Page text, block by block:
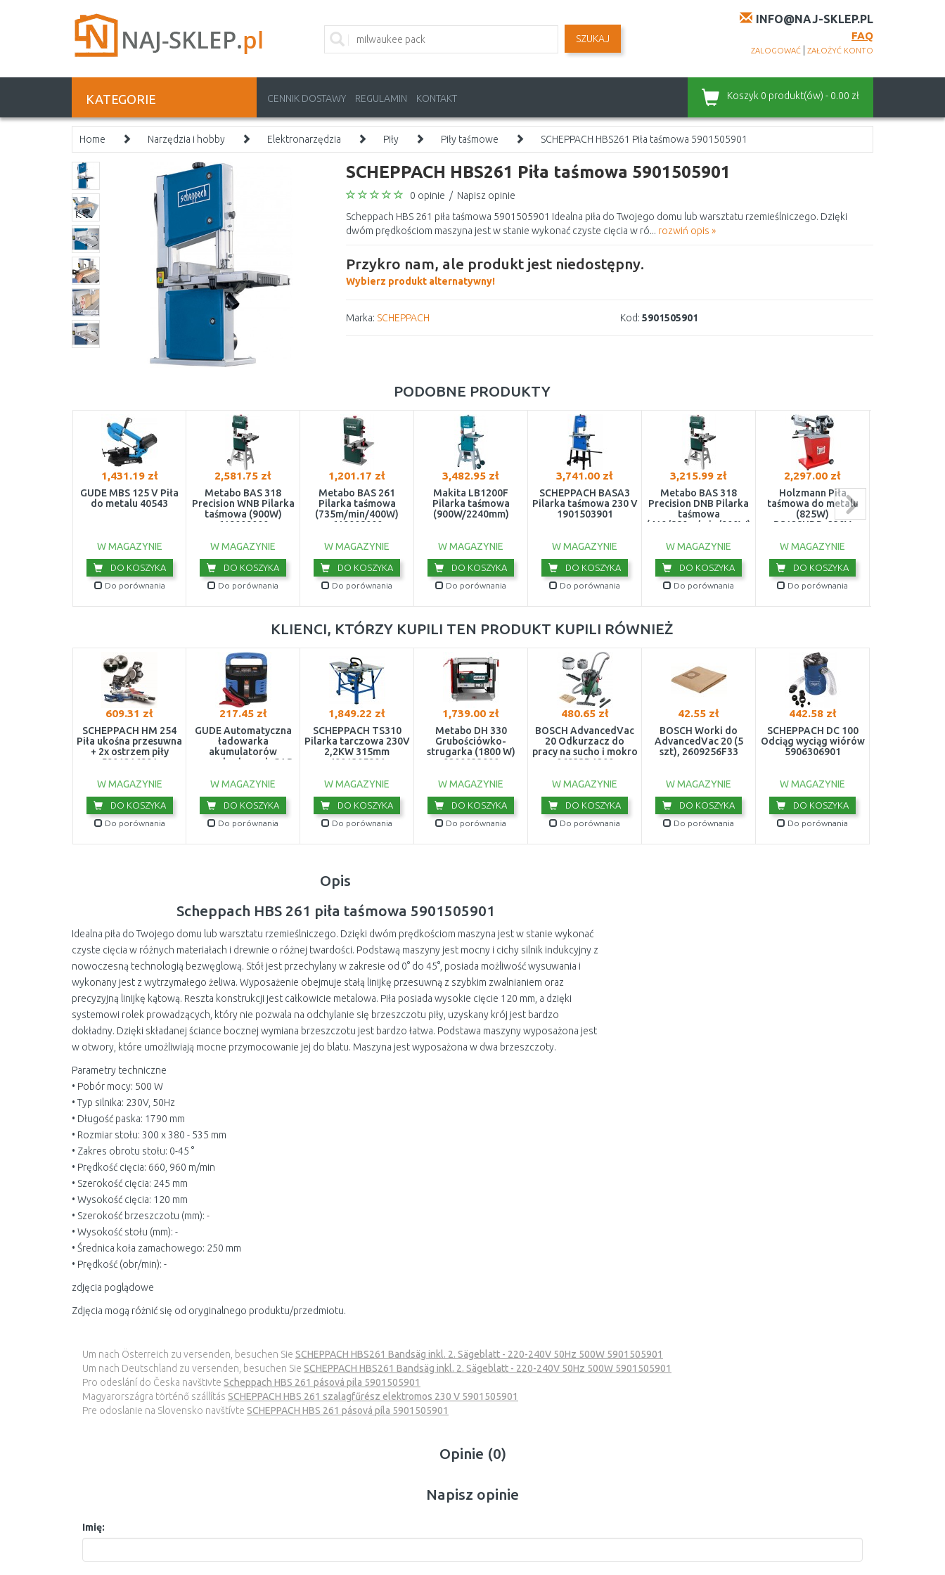
INFO@NAJ-SKLEP.PL
FAQ
ZALOGOWAĆ ZAŁOŻYĆ KONTO
SZUKAJ
KATEGORIE CENNIK DOSTAWY REGULAMIN KONTAKT Koszyk 0 produkt(ów) - 0.00 zł
Home Narzędzia i hobby Elektronarzędzia Piły Piły taśmowe SCHEPPACH HBS261 Piła taśmowa 5901505901
SCHEPPACH HBS261 Piła taśmowa 5901505901
0 opinie / Napisz opinie
Scheppach HBS 261 piła taśmowa 5901505901 Idealna piła do Twojego domu lub warsztatu rzemieślniczego. Dzięki
dwóm prędkościom maszyna jest w stanie wykonać czyste cięcia w ró... rozwiń opis »
Przykro nam, ale produkt jest niedostępny.
Wybierz produkt alternatywny!
Marka: SCHEPPACH Kod: 5901505901
PODOBNE PRODUKTY
1,431.19 zł
GÜDE MBS 125 V Piła
do metalu 40543
W MAGAZYNIE
DO KOSZYKA
Do porównania
2,581.75 zł
Metabo BAS 318
Precision WNB Pilarka
taśmowa (900W)
619009000
W MAGAZYNIE
DO KOSZYKA
Do porównania
1,201.17 zł
Metabo BAS 261
Pilarka taśmowa
(735m/min/400W)
619008000
W MAGAZYNIE
DO KOSZYKA
Do porównania
3,482.95 zł
Makita LB1200F
Pilarka taśmowa
(900W/2240mm)
W MAGAZYNIE
DO KOSZYKA
Do porównania
3,741.00 zł
SCHEPPACH BASA3
Pilarka taśmowa 230 V
1901503901
W MAGAZYNIE
DO KOSZYKA
Do porównania
3,215.99 zł
Metabo BAS 318
Precision DNB Pilarka
taśmowa
(410/880m/min/900W)
W MAGAZYNIE
DO KOSZYKA
Do porównania
2,297.00 zł
Holzmann Piła
taśmowa do metalu
(825W)
BS128HDR_230V
W MAGAZYNIE
DO KOSZYKA
Do porównania
KLIENCI, KTÓRZY KUPILI TEN PRODUKT KUPILI RÓWNIEŻ
609.31 zł
SCHEPPACH HM 254
Piła ukośna przesuwna
+ 2x ostrzem piły
5901216901
W MAGAZYNIE
DO KOSZYKA
Do porównania
217.45 zł
GÜDE Automatyczna
ładowarka
akumulatorów
samochodowych GAB
85142
W MAGAZYNIE
DO KOSZYKA
Do porównania
1,849.22 zł
SCHEPPACH TS310
Pilarka tarczowa 230V
2,2KW 315mm
4901305901
W MAGAZYNIE
DO KOSZYKA
Do porównania
1,739.00 zł
Metabo DH 330
Grubościówko-
strugarka (1800 W)
0200033000
W MAGAZYNIE
DO KOSZYKA
Do porównania
480.65 zł
BOSCH AdvancedVac
20 Odkurzacz do
pracy na sucho i mokro
06033D1200
W MAGAZYNIE
DO KOSZYKA
Do porównania
42.55 zł
BOSCH Worki do
AdvancedVac 20 (5
szt), 2609256F33
W MAGAZYNIE
DO KOSZYKA
Do porównania
442.58 zł
SCHEPPACH DC 100
Odciąg wyciąg wiórów
5906306901
W MAGAZYNIE
DO KOSZYKA
Do porównania
Opis
Scheppach HBS 261 piła taśmowa 5901505901
Idealna piła do Twojego domu lub warsztatu rzemieślniczego. Dzięki dwóm prędkościom maszyna jest w stanie wykonać
czyste cięcia w różnych materiałach i drewnie o różnej twardości. Podstawą maszyny jest mocny i cichy silnik indukcyjny z
nowoczesną technologią bezwęglową. Stół jest przechylany w zakresie od 0° do 45°, posiada możliwość wysuwania i
wykonany jest z wytrzymałego żeliwa. Wyposażenie obejmuje stałą linijkę przesuwną z szybkim zwalnianiem oraz
precyzyjną linijkę kątową. Reszta konstrukcji jest całkowicie metalowa. Piła posiada wysokie cięcie 120 mm, a dzięki
systemowi rolek prowadzących, który nie pozwala na odchylanie się brzeszczotu piły, uzyskany krój jest bardzo
dokładny. Dzięki składanej ściance bocznej wymiana brzeszczotu jest bardzo łatwa. Podstawa maszyny wyposażona jest
w otwory, które umożliwiają mocne przymocowanie jej do blatu. Maszyna jest wyposażona w dwa brzeszczoty.
Parametry techniczne
• Pobór mocy: 500 W
• Typ silnika: 230V, 50Hz
• Długość paska: 1790 mm
• Rozmiar stołu: 300 x 380 - 535 mm
• Zakres obrotu stołu: 0-45 °
• Prędkość cięcia: 660, 960 m/min
• Szerokość cięcia: 245 mm
• Wysokość cięcia: 120 mm
• Szerokość brzeszczotu (mm): -
• Wysokość stołu (mm): -
• Średnica koła zamachowego: 250 mm
• Prędkość (obr/min): -
zdjęcia poglądowe
Zdjęcia mogą różnić się od oryginalnego produktu/przedmiotu.
Um nach Österreich zu versenden, besuchen Sie SCHEPPACH HBS261 Bandsäg inkl. 2. Sägeblatt - 220-240V 50Hz 500W 5901505901
Um nach Deutschland zu versenden, besuchen Sie SCHEPPACH HBS261 Bandsäg inkl. 2. Sägeblatt - 220-240V 50Hz 500W 5901505901
Pro odeslání do Česka navštivte Scheppach HBS 261 pásová pila 5901505901
Magyarországra történő szállítás SCHEPPACH HBS 261 szalagfűrész elektromos 230 V 5901505901
Pre odoslanie na Slovensko navštívte SCHEPPACH HBS 261 pásová píla 5901505901
Opinie (0)
Napisz opinie
Imię: